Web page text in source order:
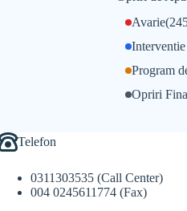
Avarie
Opriri
Program
Telefon
0311303535 (Call Center)
004 0245611774 (Fax)